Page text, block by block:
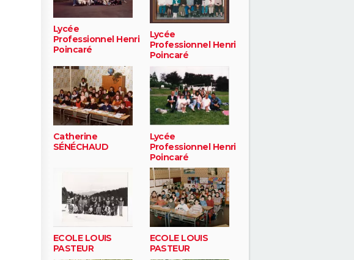
Lycée
Professionnel Henri
Poincaré
Lycée
Professionnel Henri
Poincaré
Catherine
SÉNÉCHAUD
Lycée
Professionnel Henri
Poincaré
ECOLE LOUIS
PASTEUR
ECOLE LOUIS
PASTEUR